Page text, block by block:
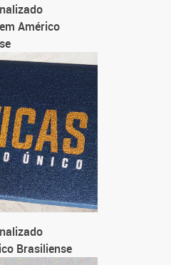
Américo
Brasiliense